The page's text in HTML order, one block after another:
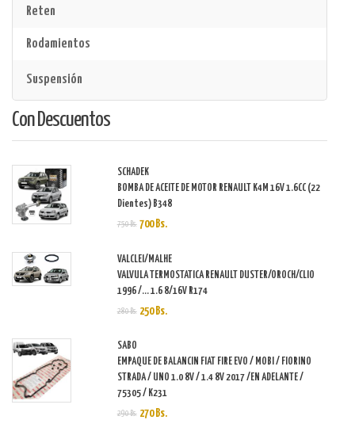
Reten
Rodamientos
Suspensión
Con Descuentos
SCHADEK
BOMBA DE ACEITE DE MOTOR RENAULT K4M 16V 1.6CC (22
Dientes) B348
750 Bs. 700 Bs.
VALCLEI/MALHE
VALVULA TERMOSTATICA RENAULT DUSTER/OROCH/CLIO
1996 /... 1.6 8/16V R174
280 Bs. 250 Bs.
SABO
EMPAQUE DE BALANCIN FIAT FIRE EVO / MOBI / FIORINO
STRADA / UNO 1.0 8V / 1.4 8V 2017 /EN ADELANTE /
75305 / K231
290 Bs. 270 Bs.